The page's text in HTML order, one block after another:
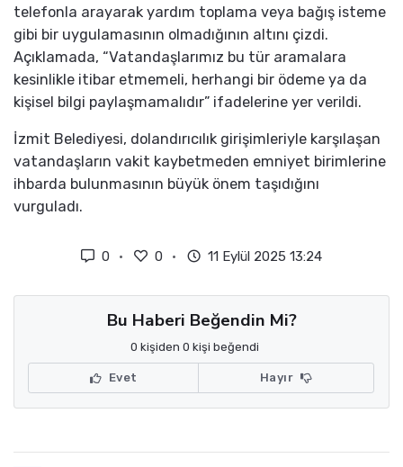
telefonla arayarak yardım toplama veya bağış isteme
gibi bir uygulamasının olmadığının altını çizdi.
Açıklamada, “Vatandaşlarımız bu tür aramalara
kesinlikle itibar etmemeli, herhangi bir ödeme ya da
kişisel bilgi paylaşmamalıdır” ifadelerine yer verildi.
İzmit Belediyesi, dolandırıcılık girişimleriyle karşılaşan
vatandaşların vakit kaybetmeden emniyet birimlerine
ihbarda bulunmasının büyük önem taşıdığını
vurguladı.
0 0 11 Eylül 2025 13:24
Bu Haberi Beğendin Mi?
0 kişiden 0 kişi beğendi
Evet Hayır